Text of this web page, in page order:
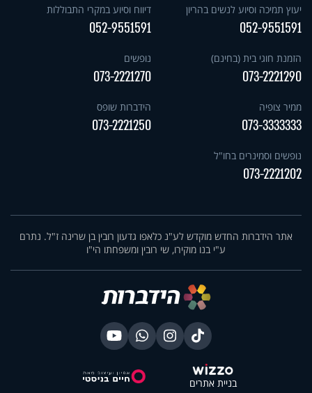
יעוץ תמיכה וסיוע לנשים בהריון
052-9551591
דיווח וסיוע במקרי התבוללות
052-9551591
הזמנת חוגי בית (בחינם)
073-2221290
נופשים
073-2221270
ממיר צופיה
073-3333333
הידברות שופס
073-2221250
נופשים וסמינרים בחו"ל
073-2221202
אתר הידברות החדש מוקדש לע"נ כלאפו גדעון רובין בן שרינה ז"ל. נתרם
ע"י בנו מוקירו, שי רובין ומשפחתו הי"ו
בניית אתרים